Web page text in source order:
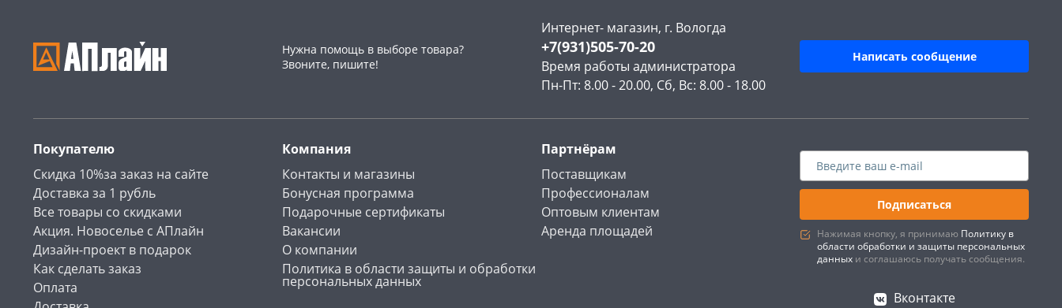
Нужна помощь в выборе товара?
Звоните, пишите!
Интернет- магазин, г. Вологда
+7(931)505-70-20
Время работы администратора
Пн-Пт: 8.00 - 20.00, Сб, Вс: 8.00 - 18.00
Написать сообщение
Покупателю
Скидка 10%за заказ на сайте
Доставка за 1 рубль
Все товары со скидками
Акция. Новоселье с АПлайн
Дизайн-проект в подарок
Как сделать заказ
Оплата
Компания
Контакты и магазины
Бонусная программа
Подарочные сертификаты
Вакансии
О компании
Политика в области защиты и обработки
персональных данных
Партнёрам
Поставщикам
Профессионалам
Оптовым клиентам
Аренда площадей
Подписаться
Нажимая кнопку, я принимаю Политику в
области обработки и защиты персональных
данных и соглашаюсь получать сообщения.
Вконтакте
раз в 2 недели